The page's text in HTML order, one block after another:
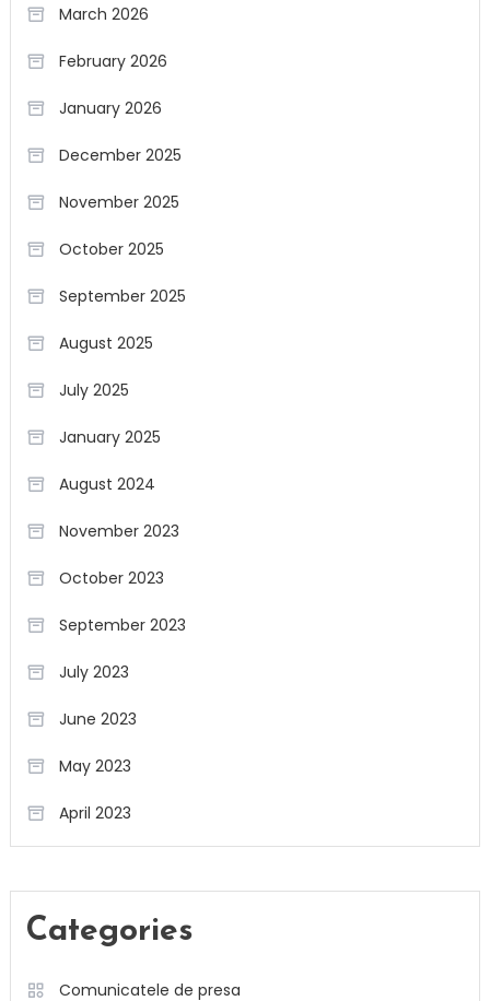
March 2026
February 2026
January 2026
December 2025
November 2025
October 2025
September 2025
August 2025
July 2025
January 2025
August 2024
November 2023
October 2023
September 2023
July 2023
June 2023
May 2023
April 2023
Categories
Comunicatele de presa